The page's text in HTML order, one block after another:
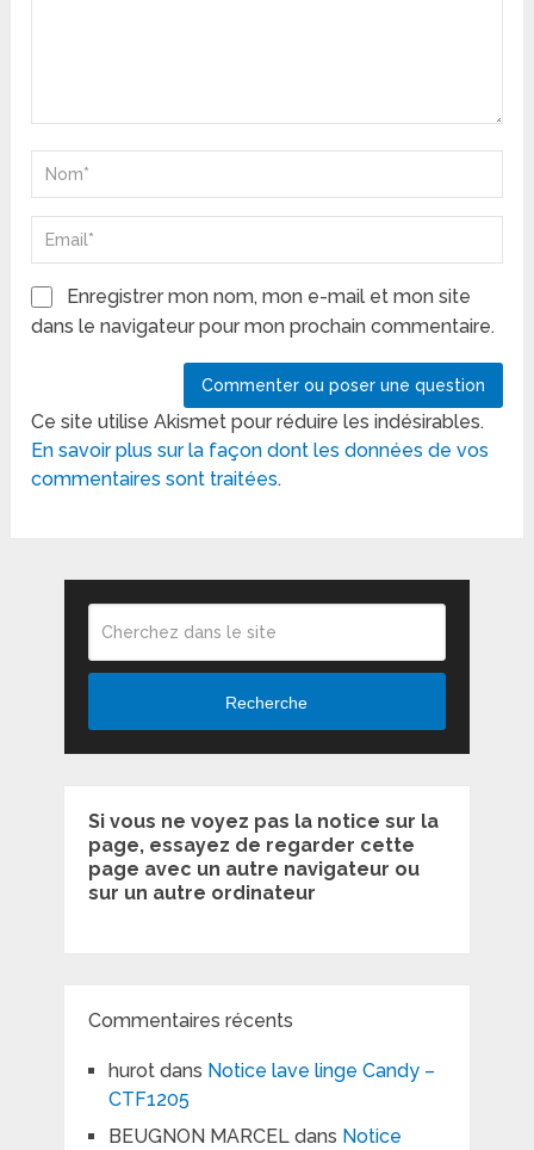
Enregistrer mon nom, mon e-mail et mon site
dans le navigateur pour mon prochain commentaire.
Ce site utilise Akismet pour réduire les indésirables.
En savoir plus sur la façon dont les données de vos
commentaires sont traitées.
Recherche
Si vous ne voyez pas la notice sur la
page, essayez de regarder cette
page avec un autre navigateur ou
sur un autre ordinateur
Commentaires récents
hurotdans Notice lave linge Candy –
CTF1205
BEUGNON MARCELdans Notice